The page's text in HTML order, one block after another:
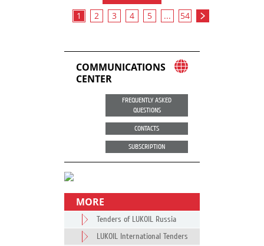
1 2 3 4 5 ... 54
COMMUNICATIONS
CENTER
FREQUENTLY ASKED
QUESTIONS
CONTACTS
SUBSCRIPTION
MORE
Tenders of LUKOIL Russia
LUKOIL International Tenders